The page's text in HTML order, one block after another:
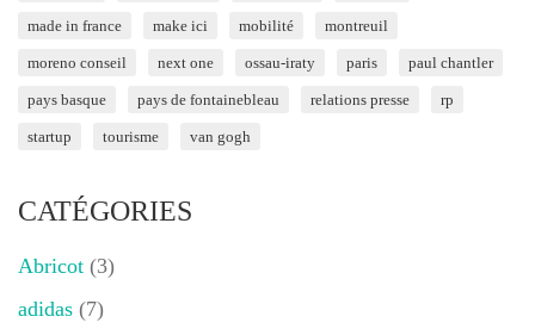
made in france make ici mobilité montreuil
moreno conseil next one ossau-iraty paris paul chantler
pays basque pays de fontainebleau relations presse rp
startup tourisme van gogh
CATÉGORIES
Abricot (3)
adidas (7)